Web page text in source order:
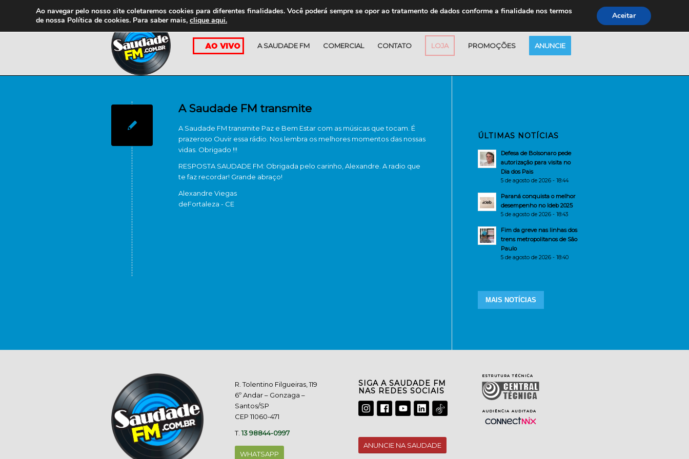
A SAUDADE FM COMERCIAL CONTATO LOJA PROMOÇÕES ANUNCIE
A Saudade FM transmite
A Saudade FM transmite Paz e Bem Estar com as músicas que tocam. É
prazeroso Ouvir essa rádio. Nos lembra os melhores momentos das nossas
vidas. Obrigado !!!
RESPOSTA SAUDADE FM: Obrigada pelo carinho, Alexandre. A radio que
te faz recordar! Grande abraço!
Alexandre Viegas
deFortaleza - CE
ÚLTIMAS NOTÍCIAS
Defesa de Bolsonaro pede
autorização para visita no
Dia dos Pais
5 de agosto de 2026 - 18:44
Paraná conquista o melhor
desempenho no Ideb 2025
5 de agosto de 2026 - 18:43
Fim da greve nas linhas dos
trens metropolitanos de São
Paulo
5 de agosto de 2026 - 18:40
MAIS NOTÍCIAS
R. Tolentino Filgueiras, 119
6º Andar – Gonzaga –
Santos/SP
CEP 11060-471
T.13 98844-0997
WHATSAPP
SIGA A SAUDADE FM
NAS REDES SOCIAIS
ANUNCIE NA SAUDADE
Ao navegar pelo nosso site coletaremos cookies para diferentes finalidades. Você poderá sempre se opor ao tratamento de dados conforme a finalidade nos termos
de nossa Política de cookies. Para saber mais, clique aqui. Aceitar